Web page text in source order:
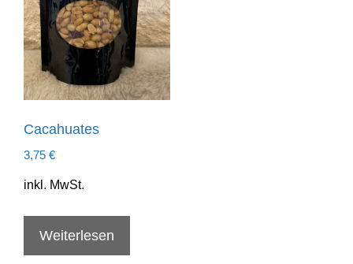
Cacahuates
3,75 €
inkl. MwSt.
Weiterlesen